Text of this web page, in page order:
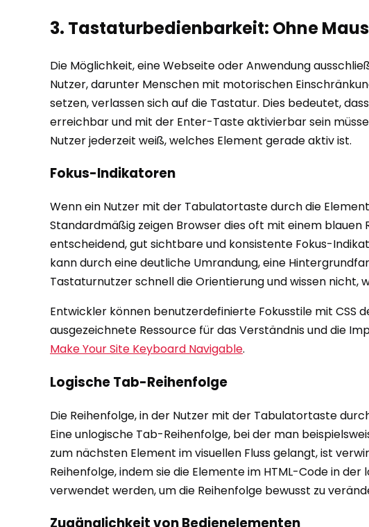
3. Tastaturbedienbarkeit: Ohne
Die Möglichkeit, eine Webseite oder Anwendung
Nutzer, darunter Menschen mit motorischen
setzen, verlassen sich auf die Tastatur. Dies bedeutet,
erreichbar und mit der Enter-Taste aktivierbar sein
Nutzer jederzeit weiß, welches Element gerade aktiv ist.
Fokus-Indikatoren
Wenn ein Nutzer mit der Tabulatortaste durch die
Standardmäßig zeigen Browser dies oft mit einem blauen
entscheidend, gut sichtbare und konsistente Fokus-
kann durch eine deutliche Umrandung, eine
Tastaturnutzer schnell die Orientierung und wissen nicht,
Entwickler können benutzerdefinierte Fokusstile mit CSS
ausgezeichnete Ressource für das Verständnis und die
Make Your Site Keyboard Navigable.
Logische Tab-Reihenfolge
Die Reihenfolge, in der Nutzer mit der Tabulatortaste
Eine unlogische Tab-Reihenfolge, bei der man
zum nächsten Element im visuellen Fluss gelangt, ist
Reihenfolge, indem sie die Elemente im HTML-Code in
verwendet werden, um die Reihenfolge bewusst zu